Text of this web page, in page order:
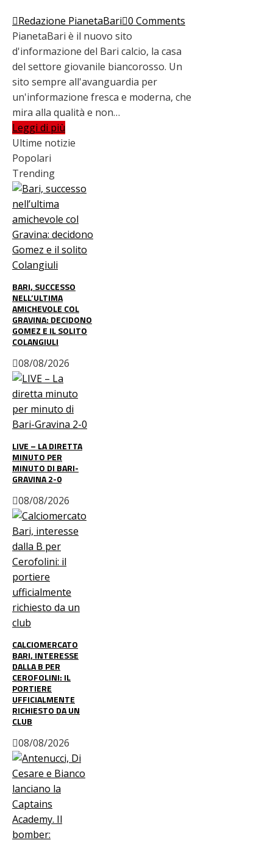
Redazione PianetaBari 0 Comments
PianetaBari è il nuovo sito
d'informazione del Bari calcio, la casa
del settore giovanile biancorosso. Un
sito sempre all'avanguardia per
un'informazione fresca e moderna, che
mira alla qualità e non…
Leggi di più
Ultime notizie
Popolari
Trending
BARI, SUCCESSO
NELL’ULTIMA
AMICHEVOLE COL
GRAVINA: DECIDONO
GOMEZ E IL SOLITO
COLANGIULI
08/08/2026
LIVE – LA DIRETTA
MINUTO PER
MINUTO DI BARI-
GRAVINA 2-0
08/08/2026
CALCIOMERCATO
BARI, INTERESSE
DALLA B PER
CEROFOLINI: IL
PORTIERE
UFFICIALMENTE
RICHIESTO DA UN
CLUB
08/08/2026